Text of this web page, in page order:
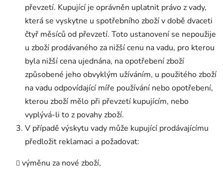
převzetí. Kupující je oprávněn uplatnit právo z vady,
která se vyskytne u spotřebního zboží v době dvaceti
čtyř měsíců od převzetí. Toto ustanovení se nepoužije
u zboží prodávaného za nižší cenu na vadu, pro kterou
byla nižší cena ujednána, na opotřebení zboží
způsobené jeho obvyklým užíváním, u použitého zboží
na vadu odpovídající míře používání nebo opotřebení,
kterou zboží mělo při převzetí kupujícím, nebo
vyplývá-li to z povahy zboží.
V případě výskytu vady může kupující prodávajícímu
předložit reklamaci a požadovat:
výměnu za nové zboží,